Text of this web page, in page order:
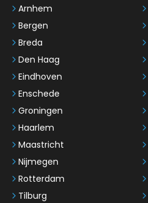
Arnhem
Bergen
Breda
Den Haag
Eindhoven
Enschede
Groningen
Haarlem
Maastricht
Nijmegen
Rotterdam
Tilburg